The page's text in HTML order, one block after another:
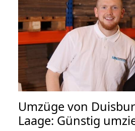
Umzüge von
Laage: Günstig